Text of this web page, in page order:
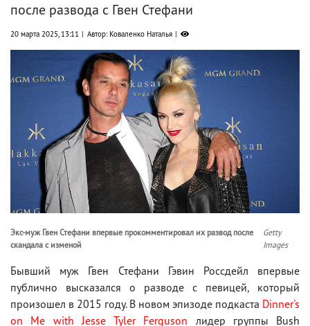
после развода с Гвен Стефани
20 марта 2025, 13:11 Автор: Коваленко Наталья
Экс-муж Гвен Стефани впервые прокомментировал их развод после
скандала с изменой
Getty
Images
Бывший муж Гвен Стефани Гэвин Россдейл впервые
публично высказался о разводе с певицей, который
произошел в 2015 году. В новом эпизоде подкаста Dinner's
on Me with Jesse Tyler Ferguson лидер группы Bush